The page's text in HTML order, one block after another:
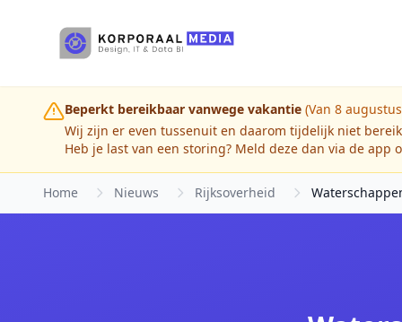
Beperkt bereikbaar vanwege vakantie (Van 8
Wij zijn er even tussenuit en daarom tijdelijk niet
Heb je last van een storing? Meld deze dan via de
Home Nieuws Rijksoverheid